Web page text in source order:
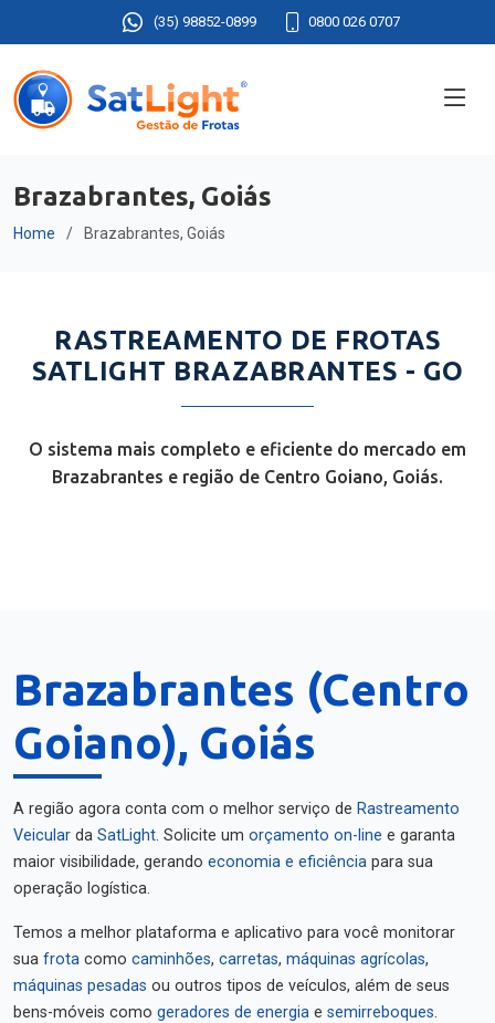
(35) 98852-0899 0800 026 0707
Brazabrantes, Goiás
Home Brazabrantes, Goiás
RASTREAMENTO DE FROTAS
SATLIGHT BRAZABRANTES - GO
O sistema mais completo e eficiente do mercado em
Brazabrantes e região de Centro Goiano, Goiás.
Brazabrantes (Centro
Goiano), Goiás
A região agora conta com o melhor serviço de Rastreamento
Veicular da SatLight. Solicite um orçamento on-line e garanta
maior visibilidade, gerando economia e eficiência para sua
operação logística.
Temos a melhor plataforma e aplicativo para você monitorar
sua frota como caminhões, carretas, máquinas agrícolas,
máquinas pesadas ou outros tipos de veículos, além de seus
bens-móveis como geradores de energia e semirreboques.